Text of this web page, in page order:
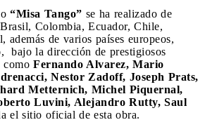
“Misa Tango” se ha realizado de
Colombia, Ecuador, Chile,
además de varios países europeos,
bajo la dirección de prestigiosos
como Fernando Alvarez, Mario
Nestor Zadoff, Joseph Prats,
Metternich, Michel Piquernal,
Luvini, Alejandro Rutty, Saul
el sitio oficial de esta obra.